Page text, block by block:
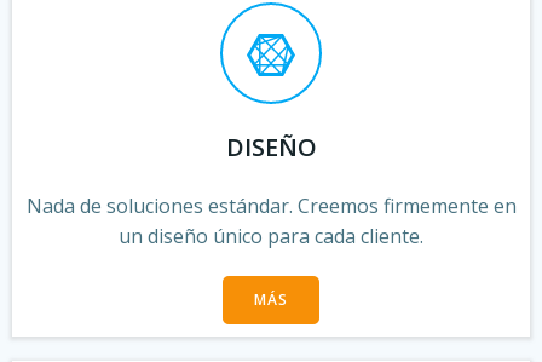
DISEÑO
Nada de soluciones estándar. Creemos firmemente en
un diseño único para cada cliente.
MÁS